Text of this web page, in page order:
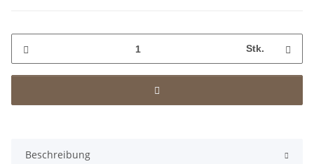
Stk.
Beschreibung